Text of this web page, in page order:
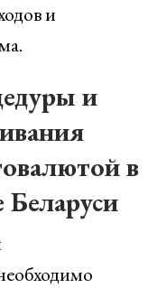
и
и
в
Беларуси